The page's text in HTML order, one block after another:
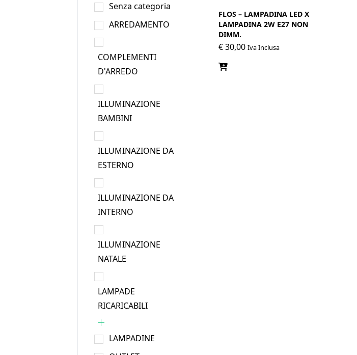
Senza categoria
ARREDAMENTO
COMPLEMENTI
D'ARREDO
ILLUMINAZIONE
BAMBINI
ILLUMINAZIONE DA
ESTERNO
ILLUMINAZIONE DA
INTERNO
ILLUMINAZIONE
NATALE
LAMPADE
RICARICABILI
LAMPADINE
FLOS – LAMPADINA LED X
LAMPADINA 2W E27 NON
DIMM.
€30,00 Iva Inclusa